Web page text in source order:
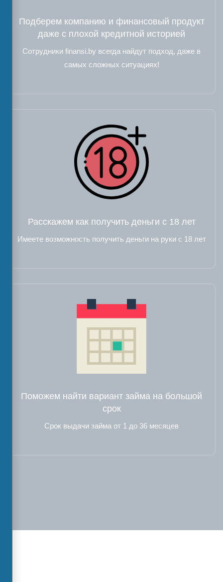
Подберем компанию и финансовый продукт
даже с плохой кредитной историей
Сотрудники finansi.by всегда найдут подход, даже в
самых сложных ситуациях!
Расскажем как получить деньги с 18 лет
Имеете возможность получить деньги на руки с 18 лет
Поможем найти вариант займа на большой
срок
Срок выдачи займа от 1 до 36 месяцев